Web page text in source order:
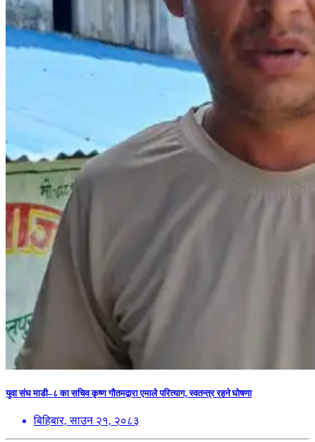
युवा संघ माडी–८ का सचिव कृष्ण गौतमद्वारा एमाले परित्याग, स्वतन्त्र रहने घोषणा
बिहिबार, साउन २१, २०८३